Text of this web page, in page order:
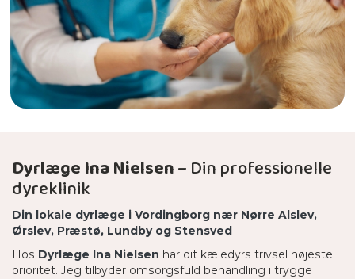
Dyrlæge Ina Nielsen– Din professionelle
dyreklinik
Din lokale dyrlæge i Vordingborg nær Nørre Alslev,
Ørslev, Præstø, Lundby og Stensved
Hos Dyrlæge Ina Nielsen har dit kæledyrs trivsel højeste
prioritet. Jeg tilbyder omsorgsfuld behandling i trygge